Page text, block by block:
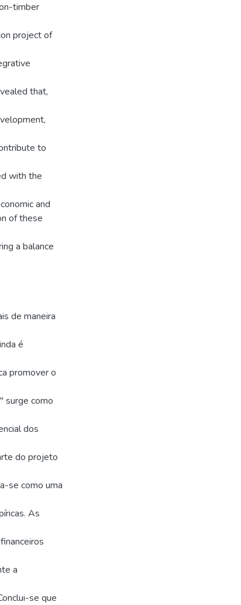
timber
project of
that,
to
with the
and
of these
a balance
de maneira
é
promover o
surge como
dos
do projeto
se como uma
As
a
se que